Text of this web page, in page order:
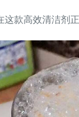
这款高效清洁剂